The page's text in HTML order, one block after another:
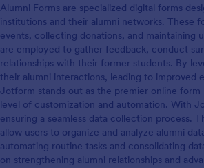
Alumni Forms are specialized digital forms
institutions and their alumni networks. These
events, collecting donations, and
are employed to gather feedback, conduct
relationships with their former students. By
their alumni interactions, leading to improved
Jotform stands out as the premier online
level of customization and automation. With
ensuring a seamless data collection process.
allow users to organize and analyze alumni
automating routine tasks and consolidating
on strengthening alumni relationships and